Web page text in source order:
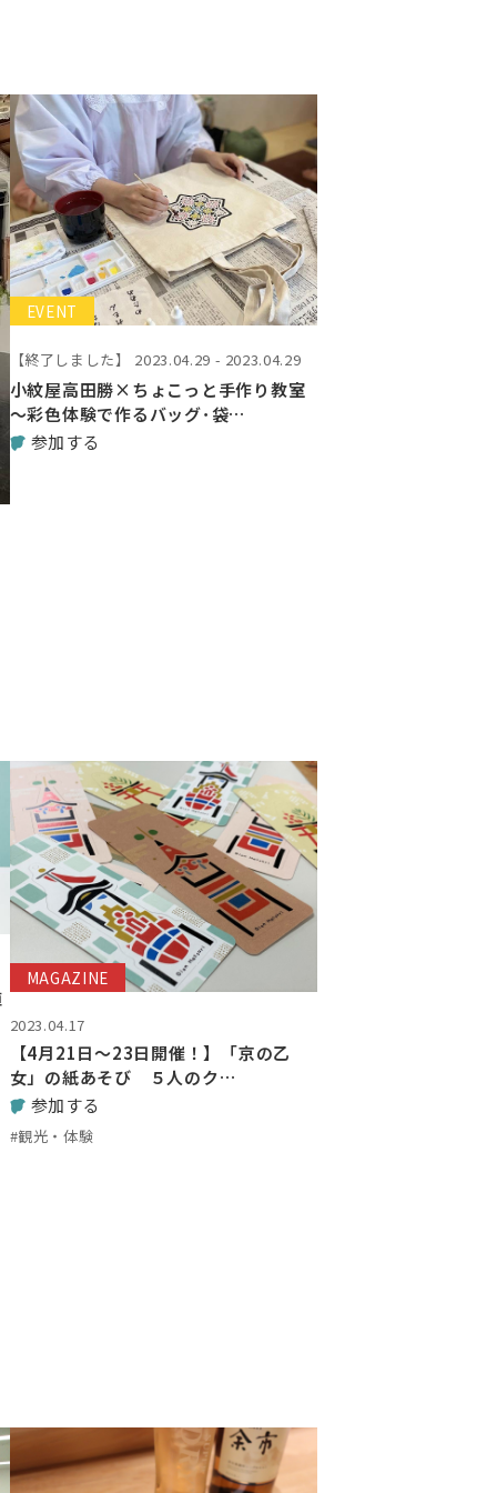
EVENT
【終了しました】 2023.04.29 - 2023.04.29
小紋屋高田勝×ちょこっと手作り教室
～彩色体験で作るバッグ･袋…
参加する
MAGAZINE
2023.04.17
【4月21日～23日開催！】「京の乙
女」の紙あそび ５人のク…
参加する
#観光・体験